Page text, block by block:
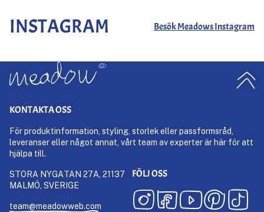
INSTAGRAM Besök Meadows Instagram
KONTAKTA OSS
För produktinformation, styling, storlek eller passformsråd,
leveranser eller något annat, vårt team av experter är här för att
hjälpa till.
STORA NYGATAN 27A, 21137
MALMÖ, SVERIGE
team@meadowweb.com
FÖLJ OSS